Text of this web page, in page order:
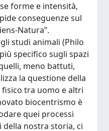
forme e intensità,
conseguenze sul
Natura”.
studi animali (Philo
specifico sugli spazi
meno battuti,
la questione della
tra uomo e altri
biocentrismo è
quei processi
nostra storia, ci